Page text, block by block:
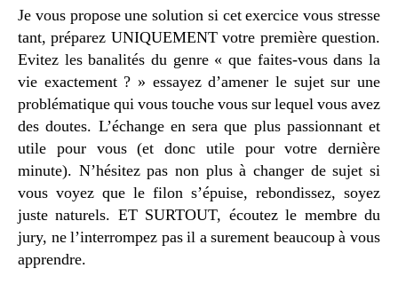
Je vous propose une solution si cet exercice vous stresse
tant, préparez UNIQUEMENT votre première question.
Evitez les banalités du genre « que faites-vous dans la
vie exactement ? » essayez d’amener le sujet sur une
problématique qui vous touche vous sur lequel vous avez
des doutes. L’échange en sera que plus passionnant et
utile pour vous (et donc utile pour votre dernière
minute). N’hésitez pas non plus à changer de sujet si
vous voyez que le filon s’épuise, rebondissez, soyez
juste naturels. ET SURTOUT, écoutez le membre du
jury, ne l’interrompez pas il a surement beaucoup à vous
apprendre.